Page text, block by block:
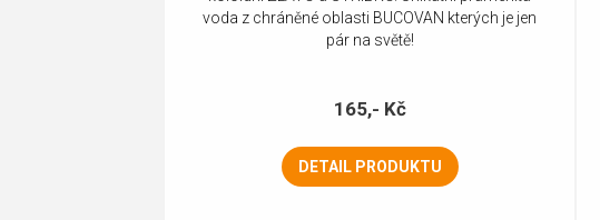
voda z chráněné oblasti BUCOVAN kterých je jen
pár na světě!
165,- Kč
DETAIL PRODUKTU